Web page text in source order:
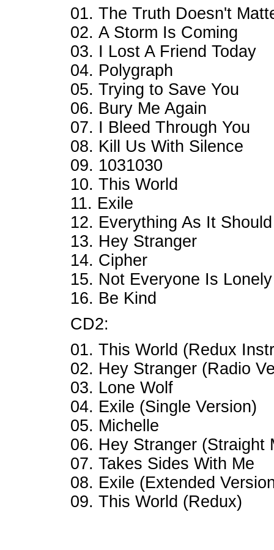
01. The Truth Doesn't
02. A Storm Is Coming
03. I Lost A Friend Today
04. Polygraph
05. Trying to Save You
06. Bury Me Again
07. I Bleed Through You
08. Kill Us With Silence
09. 1031030
10. This World
11. Exile
12. Everything As It
13. Hey Stranger
14. Cipher
15. Not Everyone Is Lonely
16. Be Kind
CD2:
01. This World (Redux
02. Hey Stranger (Radio
03. Lone Wolf
04. Exile (Single Version)
05. Michelle
06. Hey Stranger (Straight
07. Takes Sides With Me
08. Exile (Extended
09. This World (Redux)